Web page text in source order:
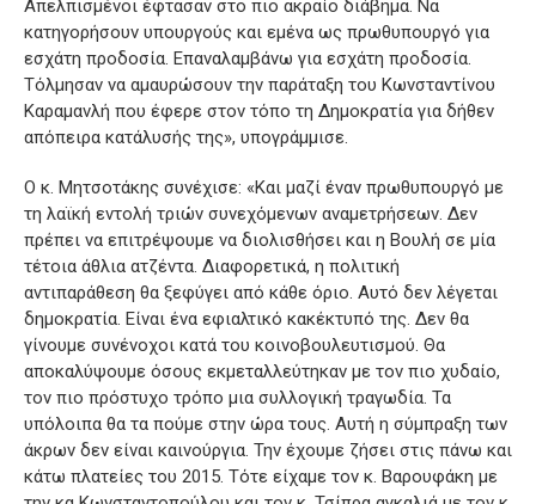
Απελπισμένοι έφτασαν στο πιο ακραίο διάβημα. Να
κατηγορήσουν υπουργούς και εμένα ως πρωθυπουργό για
εσχάτη προδοσία. Επαναλαμβάνω για εσχάτη προδοσία.
Τόλμησαν να αμαυρώσουν την παράταξη του Κωνσταντίνου
Καραμανλή που έφερε στον τόπο τη Δημοκρατία για δήθεν
απόπειρα κατάλυσής της», υπογράμμισε.
Ο κ. Μητσοτάκης συνέχισε: «Και μαζί έναν πρωθυπουργό με
τη λαϊκή εντολή τριών συνεχόμενων αναμετρήσεων. Δεν
πρέπει να επιτρέψουμε να διολισθήσει και η Βουλή σε μία
τέτοια άθλια ατζέντα. Διαφορετικά, η πολιτική
αντιπαράθεση θα ξεφύγει από κάθε όριο. Αυτό δεν λέγεται
δημοκρατία. Είναι ένα εφιαλτικό κακέκτυπό της. Δεν θα
γίνουμε συνένοχοι κατά του κοινοβουλευτισμού. Θα
αποκαλύψουμε όσους εκμεταλλεύτηκαν με τον πιο χυδαίο,
τον πιο πρόστυχο τρόπο μια συλλογική τραγωδία. Τα
υπόλοιπα θα τα πούμε στην ώρα τους. Αυτή η σύμπραξη των
άκρων δεν είναι καινούργια. Την έχουμε ζήσει στις πάνω και
κάτω πλατείες του 2015. Τότε είχαμε τον κ. Βαρουφάκη με